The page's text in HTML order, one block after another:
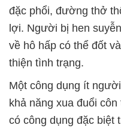
đặc phổi, đường thở
lợi. Người bị hen
về hô hấp có thể đốt
thiện tình trạng.
Một công dụng ít
khả năng xua đuổi
có công dụng đặc biệt